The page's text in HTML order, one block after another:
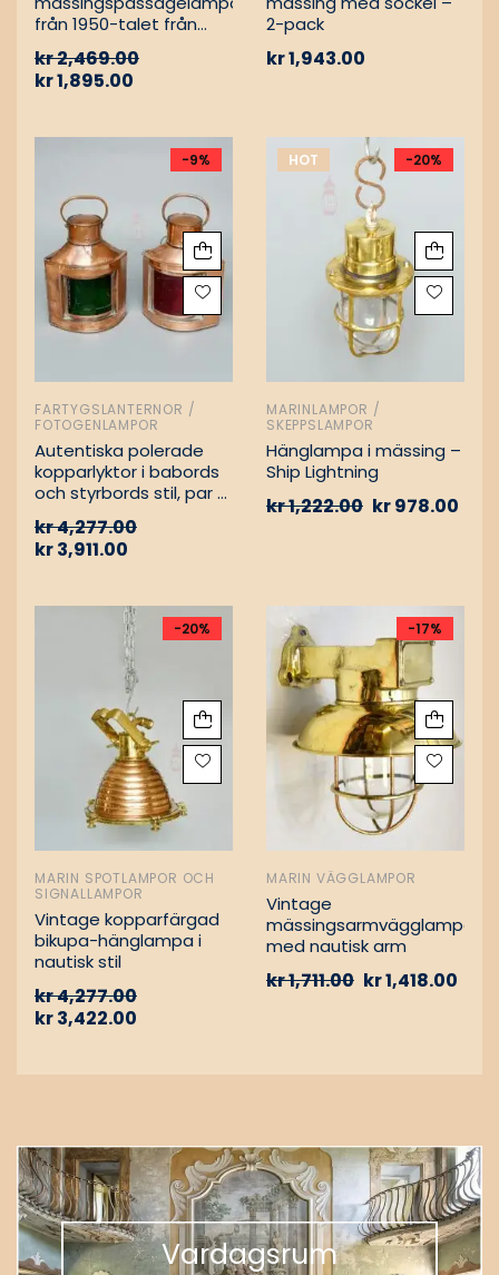
från 1950-talet från
kr2,469.00
kr1,895.00
2-pack
kr1,943.00
-9%
FARTYGSLANTERNOR /
FOTOGENLAMPOR
Autentiska polerade
kopparlyktor i babords
och styrbords stil, par –
oljelampor
kr4,277.00
kr3,911.00
HOT -20%
MARINLAMPOR /
SKEPPSLAMPOR
Hänglampa i mässing –
Ship Lightning
kr1,222.00 kr978.00
-20%
MARIN SPOTLAMPOR OCH
SIGNALLAMPOR
Vintage kopparfärgad
bikupa-hänglampa i
nautisk stil
kr4,277.00
kr3,422.00
-17%
MARIN VÄGGLAMPOR
Vintage
mässingsarmvägglampa
med nautisk arm
kr1,711.00 kr1,418.00
Vardagsrum